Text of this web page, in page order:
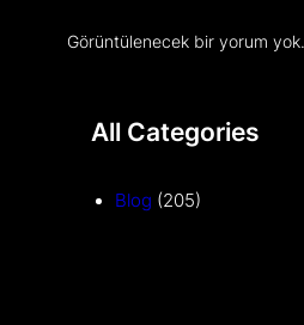
Görüntülenecek bir yorum yok.
All Categories
Blog (205)